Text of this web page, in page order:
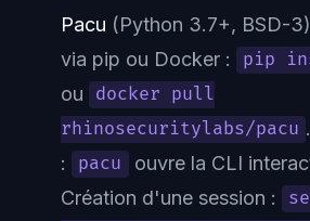
Pacu (Python 3.7+, BSD-
via pip ou Docker :
pip
ou
docker pull
rhinosecuritylabs/pacu
:
pacu
ouvre la CLI
Création d'une session :